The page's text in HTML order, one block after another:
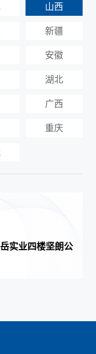
山西
新疆
安徽
湖北
广西
重庆
实业四楼坚朗公